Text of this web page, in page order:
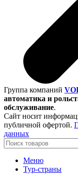
Группа компаний
автоматика и
обслуживание.
Сайт носит
публичной офертой.
данных
Меню
Тур-страны